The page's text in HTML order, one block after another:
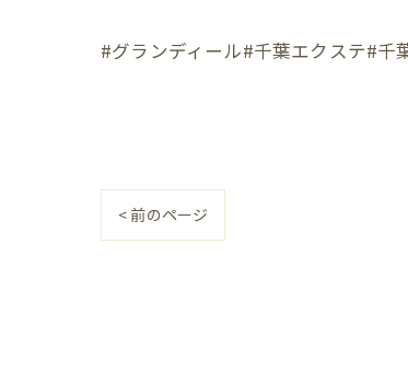
#グランディール#千葉エクステ#千
< 前のページ